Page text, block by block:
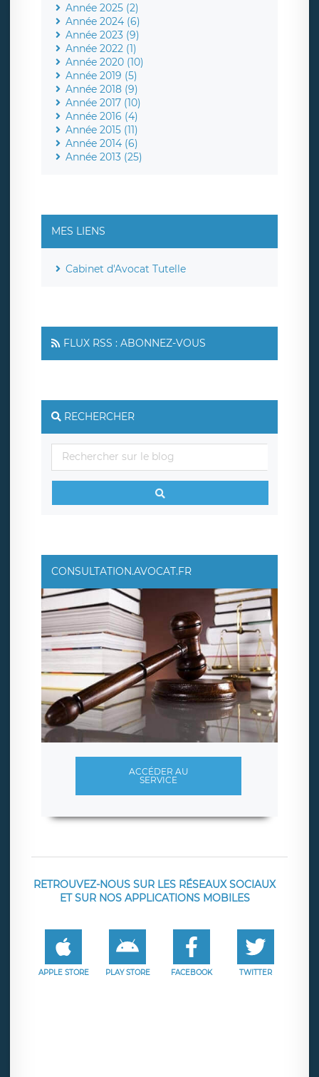
Année 2025 (2)
Année 2024 (6)
Année 2023 (9)
Année 2022 (1)
Année 2020 (10)
Année 2019 (5)
Année 2018 (9)
Année 2017 (10)
Année 2016 (4)
Année 2015 (11)
Année 2014 (6)
Année 2013 (25)
MES LIENS
Cabinet d'Avocat Tutelle
FLUX RSS : ABONNEZ-VOUS
RECHERCHER
CONSULTATION.AVOCAT.FR
ACCÉDER AU
SERVICE
RETROUVEZ-NOUS SUR LES RÉSEAUX SOCIAUX
ET SUR NOS APPLICATIONS MOBILES
APPLE STORE PLAY STORE FACEBOOK TWITTER